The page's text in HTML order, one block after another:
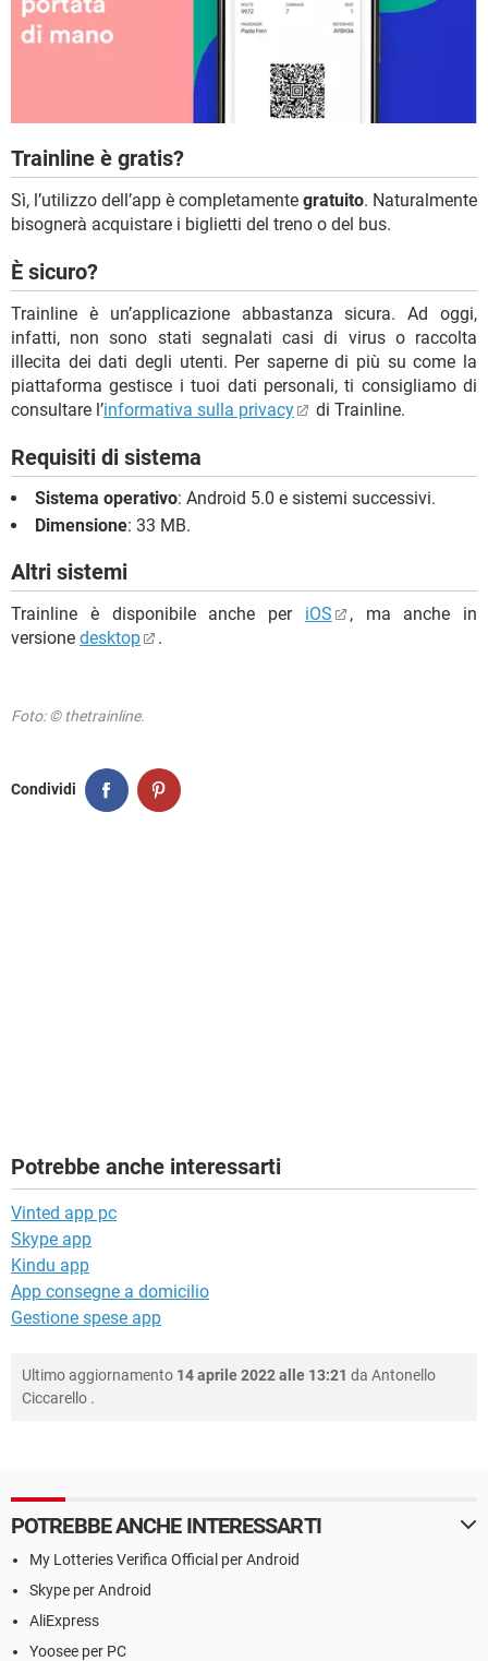
Trainline è gratis?
Sì, l’utilizzo dell’app è completamente gratuito. Naturalmente
bisognerà acquistare i biglietti del treno o del bus.
È sicuro?
Trainline è un’applicazione abbastanza sicura. Ad oggi,
infatti, non sono stati segnalati casi di virus o raccolta
illecita dei dati degli utenti. Per saperne di più su come la
piattaforma gestisce i tuoi dati personali, ti consigliamo di
consultare l’informativa sulla privacy di Trainline.
Requisiti di sistema
Sistema operativo: Android 5.0 e sistemi successivi.
Dimensione: 33 MB.
Altri sistemi
Trainline è disponibile anche per iOS
, ma anche in
versione desktop .
Foto: © thetrainline.
Condividi
Potrebbe anche interessarti
Vinted app pc
Skype app
Kindu app
App consegne a domicilio
Gestione spese app
Ultimo aggiornamento 14 aprile 2022 alle 13:21 da Antonello
Ciccarello .
POTREBBE ANCHE INTERESSARTI
My Lotteries Verifica Official per Android
Skype per Android
AliExpress
Yoosee per PC